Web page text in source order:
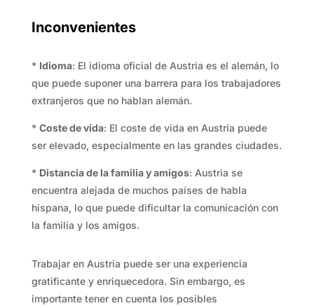
Inconvenientes
* Idioma: El idioma oficial de Austria es el alemán, lo
que puede suponer una barrera para los trabajadores
extranjeros que no hablan alemán.
* Coste de vida: El coste de vida en Austria puede
ser elevado, especialmente en las grandes ciudades.
* Distancia de la familia y amigos: Austria se
encuentra alejada de muchos países de habla
hispana, lo que puede dificultar la comunicación con
la familia y los amigos.
Trabajar en Austria puede ser una experiencia
gratificante y enriquecedora. Sin embargo, es
importante tener en cuenta los posibles